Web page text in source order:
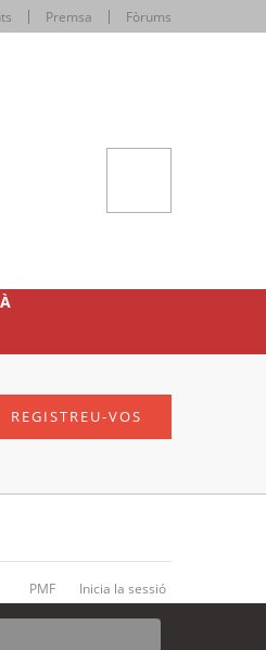
Premsa Fòrums
REGISTREU-VOS
PMF Inicia la sessió